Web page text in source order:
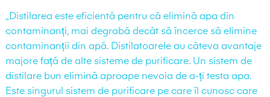
„Distilarea este eficientă pentru că elimină apa din
contaminanți, mai degrabă decât să încerce să elimine
contaminanții din apă. Distilatoarele au câteva avantaje
majore față de alte sisteme de purificare. Un sistem de
distilare bun elimină aproape nevoia de a-ți testa apa.
Este singurul sistem de purificare pe care îl cunosc care